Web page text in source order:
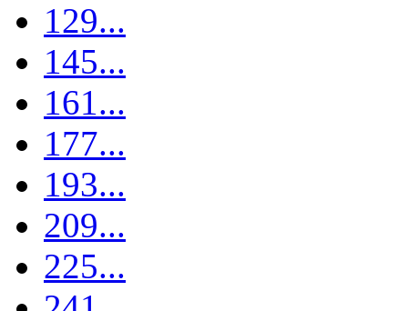
129...
145...
161...
177...
193...
209...
225...